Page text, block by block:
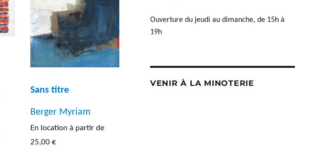
Sans titre
Berger Myriam
En location à partir de
25,00 €
Ouverture du jeudi au dimanche, de 15h à
19h
VENIR À LA MINOTERIE